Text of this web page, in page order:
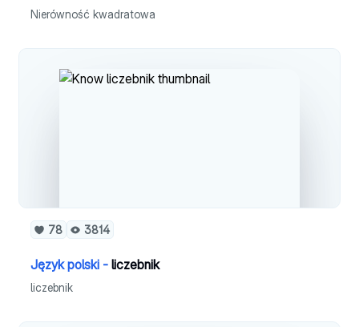
Nierówność kwadratowa
78 3814
Język polski - liczebnik
liczebnik